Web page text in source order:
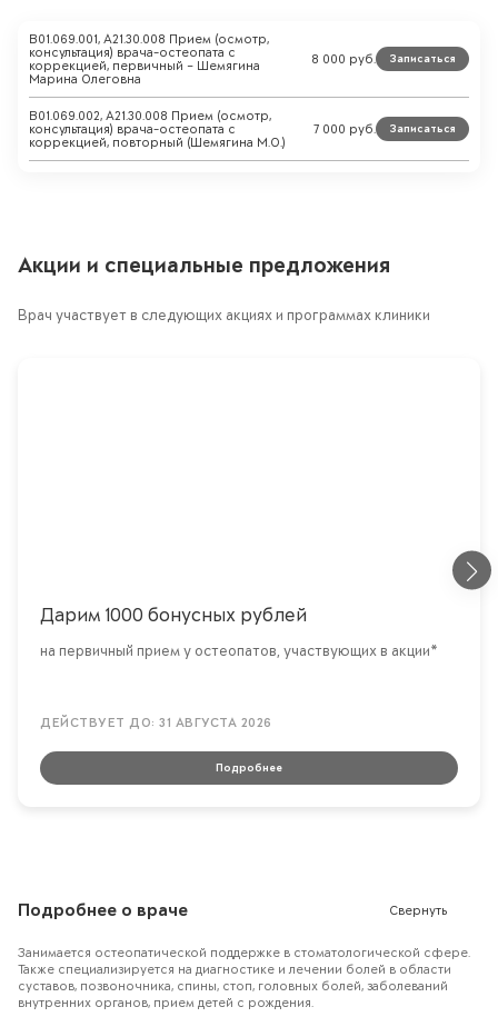
B01.069.001, A21.30.008 Прием (осмотр,
консультация) врача-остеопата c
коррекцией, первичный – Шемягина
Марина Олеговна
8 000 руб. Записаться
B01.069.002, A21.30.008 Прием (осмотр,
консультация) врача-остеопата c
коррекцией, повторный (Шемягина М.О.)
7 000 руб. Записаться
Акции и специальные предложения
Врач участвует в следующих акциях и программах клиники
Дарим 1000 бонусных рублей
на первичный прием у остеопатов, участвующих в акции*
ДЕЙСТВУЕТ ДО: 31 АВГУСТА 2026
Подробнее
Подробнее о враче Свернуть
Занимается остеопатической поддержке в стоматологической сфере.
Также специализируется на диагностике и лечении болей в области
суставов, позвоночника, спины, стоп, головных болей, заболеваний
внутренних органов, прием детей с рождения.